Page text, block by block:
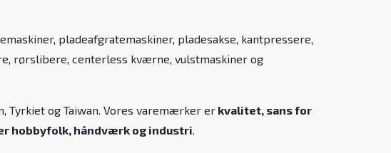
pladeafgratemaskiner, pladesakse, kantpressere,
rørslibere, centerless kværne, vulstmaskiner og
Tyrkiet og Taiwan. Vores varemærker er kvalitet, sans for
hobbyfolk, håndværk og industri.